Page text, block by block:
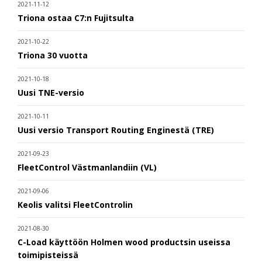
2021-11-12
Triona ostaa C7:n Fujitsulta
2021-10-22
Triona 30 vuotta
2021-10-18
Uusi TNE-versio
2021-10-11
Uusi versio Transport Routing Enginestä (TRE)
2021-09-23
FleetControl Västmanlandiin (VL)
2021-09-06
Keolis valitsi FleetControlin
2021-08-30
C-Load käyttöön Holmen wood productsin useissa
toimipisteissä